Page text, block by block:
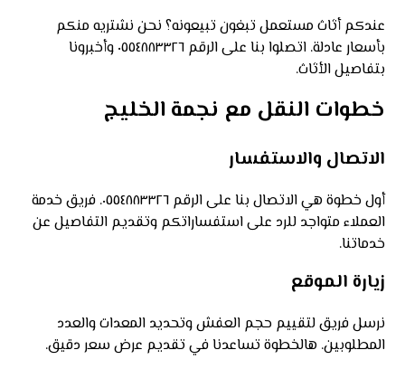
عندكم أثاث مستعمل تبغون تبيعونه؟ نحن نشتريه منكم
بأسعار عادلة. اتصلوا بنا على الرقم ٠٥٥٤٨٨٣٣٢٦ وأخبرونا
بتفاصيل الأثاث.
خطوات النقل مع نجمة الخليج
الاتصال والاستفسار
أول خطوة هي الاتصال بنا على الرقم ٠٥٥٤٨٨٣٣٢٦. فريق خدمة
العملاء متواجد للرد على استفساراتكم وتقديم التفاصيل عن
خدماتنا.
زيارة الموقع
نرسل فريق لتقييم حجم العفش وتحديد المعدات والعدد
المطلوبين. هالخطوة تساعدنا في تقديم عرض سعر دقيق.